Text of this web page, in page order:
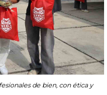
de bien, con ética y